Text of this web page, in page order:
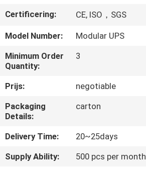
FABRIEKSTOCHT
KWALITEITSCONTROLE
NEEM
CONTACT
MET
ONS
OP
Certificering:
CE, ISO，SGS
Model Number:
Modular UPS
Minimum Order
Quantity:
3
Prijs:
negotiable
Packaging
Details:
carton
Delivery Time:
20~25days
Supply Ability:
500 pcs per month